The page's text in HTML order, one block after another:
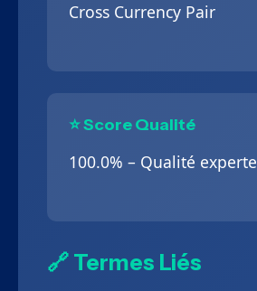
Cross Currency Pair
⭐ Score Qualité
100.0% – Qualité experte
🔗 Termes Liés